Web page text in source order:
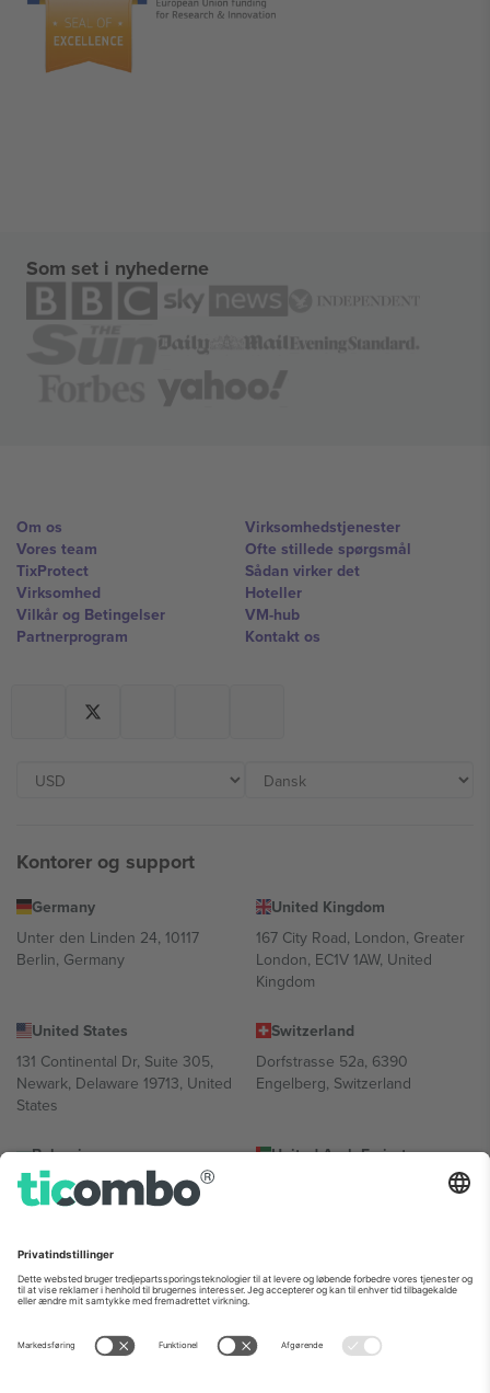
Som set i nyhederne
Om os
Vores team
TixProtect
Virksomhed
Vilkår og Betingelser
Partnerprogram
Virksomhedstjenester
Ofte stillede spørgsmål
Sådan virker det
Hoteller
VM-hub
Kontakt os
Kontorer og support
Germany
Unter den Linden 24, 10117
Berlin, Germany
United Kingdom
167 City Road, London, Greater
London, EC1V 1AW, United
Kingdom
United States
131 Continental Dr, Suite 305,
Newark, Delaware 19713, United
States
Switzerland
Dorfstrasse 52a, 6390
Engelberg, Switzerland
Bulgaria
Regus Sofia City West, bul
Totleben 53-55, 1606 Sofia,
United Arab Emirates
UAE Dubai Silicon Oasis, DDP
Mexico
Av Chapultepec 360, Roma
Norte, Cuauhtémoc, 06700
Ciudad de México, CDMX,